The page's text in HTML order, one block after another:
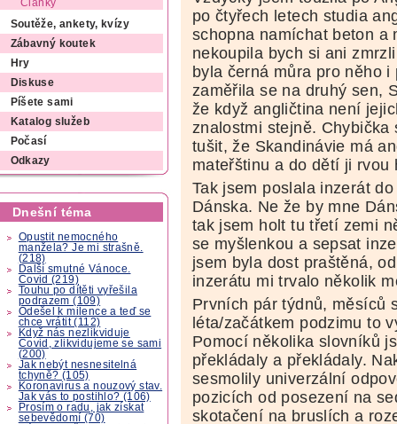
Články
Soutěže, ankety, kvízy
Zábavný koutek
Hry
Diskuse
Píšete sami
Katalog služeb
Počasí
Odkazy
Dnešní téma
Opustit nemocného
manžela? Je mi strašně.
(218)
Další smutné Vánoce.
Covid (219)
Touhu po dítěti vyřešila
podrazem (109)
Odešel k milence a teď se
chce vrátit (112)
Když nás nezlikviduje
Covid, zlikvidujeme se sami
(200)
Jak nebýt nesnesitelná
tchyně? (105)
Koronavirus a nouzový stav.
Jak vás to postihlo? (106)
Prosím o radu, jak získat
sebevědomí (70)
po čtyřech letech studia
schopna namíchat beton a
nekoupila bych si ani
byla černá můra pro něho
zaměřila se na druhý sen,
že když angličtina není
znalostmi stejně.
tušit, že Skandinávie má
mateřštinu a do dětí ji
Tak jsem poslala inzerát
Dánska. Ne že by mne
tak jsem holt tu třetí zemi
se myšlenkou a sepsat
jsem byla dost praštěná,
inzerátu mi trvalo několik
Prvních pár týdnů, měsíců
léta/začátkem podzimu to
Pomocí několika slovníků
překládaly a překládaly.
sesmolily univerzální
pozicích od posezení na
skotačení na bruslích a